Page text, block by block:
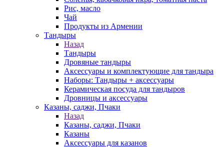
Рис, масло
Чай
Продукты из Армении
Тандыры
Назад
Тандыры
Дровяные тандыры
Аксессуары и комплектующие для тандыра
Наборы: Тандыры + аксессуары
Керамическая посуда для тандыров
Дровницы и аксессуары
Казаны, саджи, Пчаки
Назад
Казаны, саджи, Пчаки
Казаны
Аксессуары для казанов